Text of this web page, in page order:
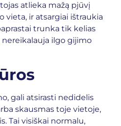
atlieka mažą pjūvį
vieta, ir atsargiai ištraukia
trunka tik kelias
ilgo gijimo
gali atsirasti nedidelis
skausmas toje vietoje,
Tai visiškai normalu,